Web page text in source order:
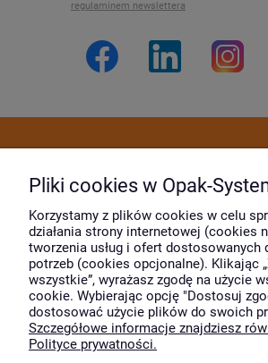
regulaminem newslettera
Moje konto
O firmie
Wyróżnili nas
Pliki cookies w Opak-
Korzystamy z plików cookies w celu
działania strony internetowej (cookies
tworzenia usług i ofert dostosowanych
potrzeb (cookies opcjonalne). Klikając
wszystkie”, wyrażasz zgodę na użycie
cookie. Wybierając opcję "Dostosuj
dostosować użycie plików do swoich
Szczegółowe informacje znajdziesz
Polityce prywatności.